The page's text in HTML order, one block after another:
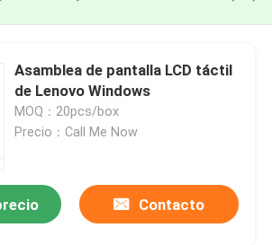
Asamblea de pantalla LCD táctil
de Lenovo Windows
MOQ：20pcs/box
Precio：Call Me Now
Contacto